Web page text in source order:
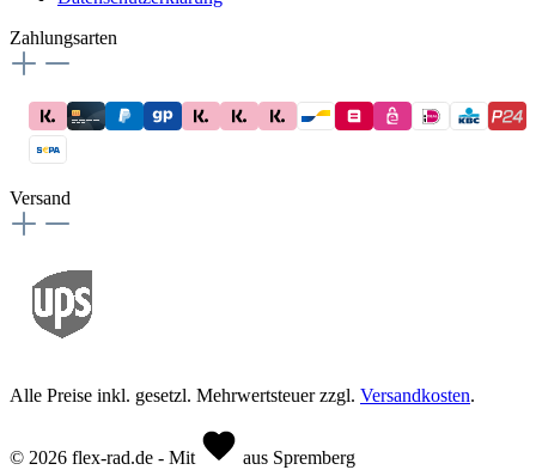
Zahlungsarten
Versand
Alle Preise inkl. gesetzl. Mehrwertsteuer zzgl. Versandkosten.
© 2026 flex-rad.de - Mit
aus Spremberg